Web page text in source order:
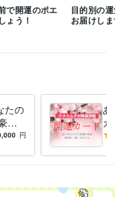
ント、開運グッズの販売
化
で開運のポエ
ょう！
目的別の運気
お届けします
たの
華
開運円
あな
カー
たを
さい